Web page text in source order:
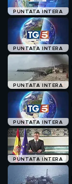
PUNTATA INTERA
PUNTATA INTERA
PUNTATA INTERA
PUNTATA INTERA
PUNTATA INTERA